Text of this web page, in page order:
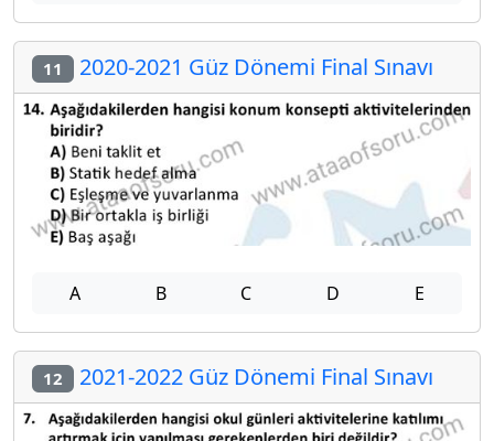
11 2020-2021 Güz Dönemi Final Sınavı
A B C D E
12 2021-2022 Güz Dönemi Final Sınavı